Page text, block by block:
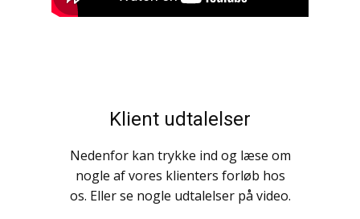
Klient udtalelser
Nedenfor kan trykke ind og læse om
nogle af vores klienters forløb hos
os. Eller se nogle udtalelser på video.